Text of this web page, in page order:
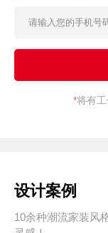
*将有
设计案例
10余种潮流家装风